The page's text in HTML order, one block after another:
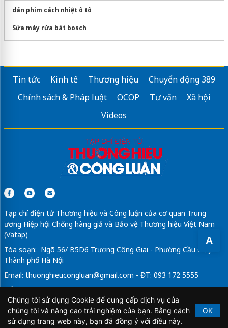
A
dán phim cách nhiệt ô tô
Sửa máy rửa bát bosch
Tin tức Kinh tế Thương hiệu
Chuyển động 389
Chính sách & Pháp luật
OCOP Tư vấn
Xã hội
Videos
Tạp chí điện tử Thương hiệu và Công luận của cơ quan Trung
ương Hiệp hội Chống hàng giả và Bảo vệ Thương hiệu Việt Nam
(Vatap)
Tòa soạn: Ngõ 56/ B5D6 Trương Công Giai - Phường Cầu Giấy -
Thành phố Hà Nội
Email: thuonghieucongluan@gmail.com - ĐT: 093 172 5555
Tổng Biên Tập: Vũ Đức Thuận
Giấy phép hoạt động báo chí điện tử số 64/GP-BTTTT do Bộ
Thông tin và Truyền thông cấp ngày 21/2/2020.
Chúng tôi sử dụng Cookie để cung cấp dịch vụ của
chúng tôi và nâng cao trải nghiệm của bạn. Bằng cách
sử dụng trang web này, bạn đã đồng ý với điều này.
OK